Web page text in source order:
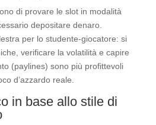
di provare le slot in modalità
depositare denaro.
per lo studente‑giocatore: si
verificare la volatilità e capire
(paylines) sono più profittevoli
d’azzardo reale.
in base allo stile di